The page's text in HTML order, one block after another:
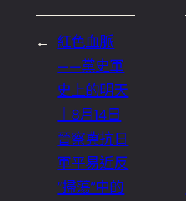
← 紅色血脈
——黨史軍
史上的明天
｜8月14日
晉察冀抗日
軍平易近反
“掃蕩”中的